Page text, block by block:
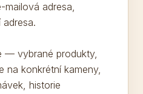
adresa,
— vybrané produkty,
na konkrétní kameny,
historie